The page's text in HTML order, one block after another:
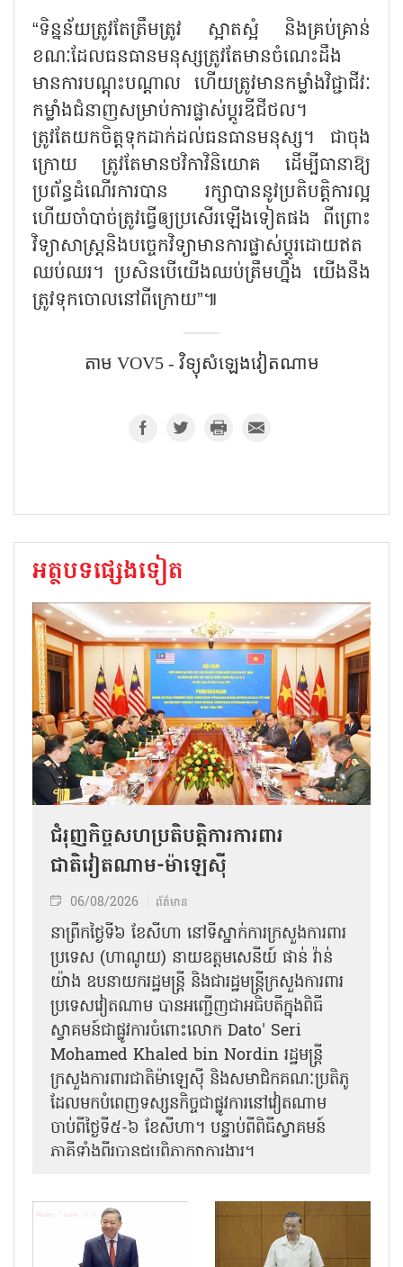
“ទិន្នន័យត្រូវតែត្រឹមត្រូវ ស្អាតស្អំ និងគ្រប់គ្រាន់
ខណៈដែលធនធានមនុស្សត្រូវតែមានចំណេះដឹង
មានការបណ្តុះបណ្តាល ហើយត្រូវមានកម្លាំងវិជ្ជាជីវៈ
កម្លាំងជំនាញសម្រាប់ការផ្លាស់ប្តូរឌីជីថល។
ត្រូវតែយកចិត្តទុកដាក់ដល់ធនធានមនុស្ស។ ជាចុង
ក្រោយ ត្រូវតែមានថវិកាវិនិយោគ ដើម្បីធានាឱ្យ
ប្រព័ន្ធដំណើរការបាន រក្សាបាននូវប្រតិបត្តិការល្អ
ហើយចាំបាច់ត្រូវធ្វើឲ្យប្រសើរឡើងទៀតផង ពីព្រោះ
វិទ្យាសាស្ត្រនិងបច្ចេកវិទ្យាមានការផ្លាស់ប្ដូរដោយឥត
ឈប់ឈរ។ ប្រសិនបើយើងឈប់ត្រឹមហ្នឹង យើងនឹង
ត្រូវទុកចោលនៅពីក្រោយ”៕
តាម VOV5​​ - វិទ្យុសំឡេងវៀតណាម​
អត្ថបទផ្សេងទៀត
ជំរុញកិច្ចសហប្រតិបត្តិការការពារ
ជាតិវៀតណាម-ម៉ាឡេស៊ី
06/08/2026 ព័ត៌មាន
នា​ព្រឹកថ្ងៃទី៦ ខែសីហា នៅទីស្នាក់ការក្រសួងការពារ
ប្រទេស (ហាណូយ) នាយឧត្តមសេនីយ៍ ផាន់ វ៉ាន់
យ៉ាង ឧបនាយករដ្ឋមន្ត្រី និងជារដ្ឋមន្ត្រីក្រសួងការពារ
ប្រទេសវៀតណាម បានអញ្ជើញជាអធិបតីក្នុងពិធី
ស្វាគមន៍ជាផ្លូវការ​ចំពោះលោក Dato' Seri
Mohamed Khaled bin Nordin រដ្ឋមន្ត្រី
ក្រសួងការពារជាតិម៉ាឡេស៊ី និងសមាជិកគណៈប្រតិភូ
ដែលមកបំពេញទស្សនកិច្ចជាផ្លូវការនៅវៀតណាម
ចាប់ពីថ្ងៃទី៥-៦ ខែសីហា។ បន្ទាប់ពីពិធីស្វាគមន៍
ភាគីទាំងពីរបានជួបពិភាក្សាការងារ​។